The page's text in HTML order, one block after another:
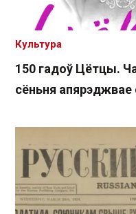
150 гадоў Цётцы.
сёньня апярэджвае
Культура